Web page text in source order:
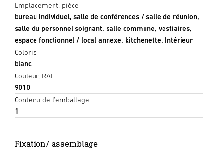
Emplacement, pièce
bureau individuel, salle de conférences / salle de réunion,
salle du personnel soignant, salle commune, vestiaires,
espace fonctionnel / local annexe, kitchenette, Intérieur
Coloris
blanc
Couleur, RAL
9010
Contenu de l'emballage
1
Fixation/ assemblage